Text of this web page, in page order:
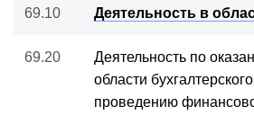
69.10 Деятельность в
69.20
Деятельность по
области
проведению